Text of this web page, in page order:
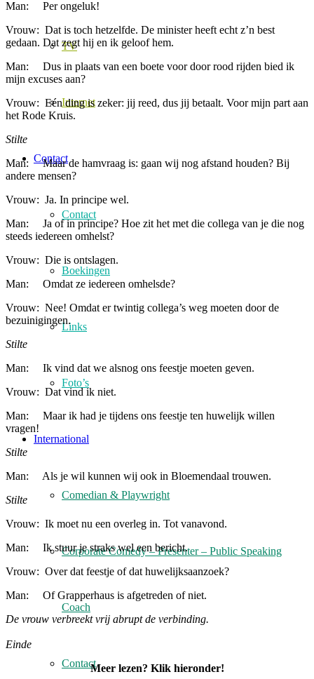
TV
Internet
Contact
Contact
Boekingen
Links
Foto’s
International
Comedian & Playwright
Corporate Comedy – Presenter – Public Speaking
Coach
Contact
Man: Per ongeluk!
Vrouw: Dat is toch hetzelfde. De minister heeft echt z’n best
gedaan. Dat zegt hij en ik geloof hem.
Man: Dus in plaats van een boete voor door rood rijden bied ik
mijn excuses aan?
Vrouw: Eén ding is zeker: jij reed, dus jij betaalt. Voor mijn part aan
het Rode Kruis.
Stilte
Man: Maar de hamvraag is: gaan wij nog afstand houden? Bij
andere mensen?
Vrouw: Ja. In principe wel.
Man: Ja of in principe? Hoe zit het met die collega van je die nog
steeds iedereen omhelst?
Vrouw: Die is ontslagen.
Man: Omdat ze iedereen omhelsde?
Vrouw: Nee! Omdat er twintig collega’s weg moeten door de
bezuinigingen.
Stilte
Man: Ik vind dat we alsnog ons feestje moeten geven.
Vrouw: Dat vind ik niet.
Man: Maar ik had je tijdens ons feestje ten huwelijk willen
vragen!
Stilte
Man: Als je wil kunnen wij ook in Bloemendaal trouwen.
Stilte
Vrouw: Ik moet nu een overleg in. Tot vanavond.
Man: Ik stuur je straks wel een bericht.
Vrouw: Over dat feestje of dat huwelijksaanzoek?
Man: Of Grapperhaus is afgetreden of niet.
De vrouw verbreekt vrij abrupt de verbinding.
Einde
Meer lezen? Klik hieronder!